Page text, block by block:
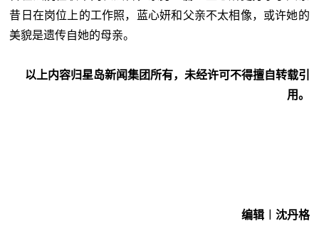
昔日在岗位上的工作照，蓝心妍和父亲不太相像，或许她的
美貌是遗传自她的母亲。
以上内容归星岛新闻集团所有，未经许可不得擅自转载引
用。
编辑︱沈丹格